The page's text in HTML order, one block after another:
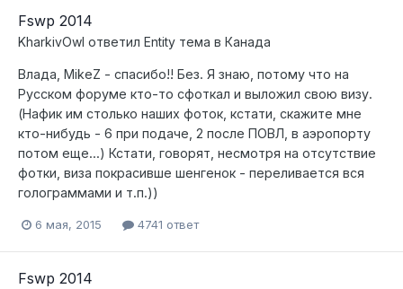
Fswp 2014
KharkivOwl ответил Entity тема в Канада
Влада, MikeZ - спасибо!! Без. Я знаю, потому что на
Русском форуме кто-то сфоткал и выложил свою визу.
(Нафик им столько наших фоток, кстати, скажите мне
кто-нибудь - 6 при подаче, 2 после ПОВЛ, в аэропорту
потом еще...) Кстати, говорят, несмотря на отсутствие
фотки, виза покрасивше шенгенок - переливается вся
голограммами и т.п.))
6 мая, 2015 4741 ответ
Fswp 2014